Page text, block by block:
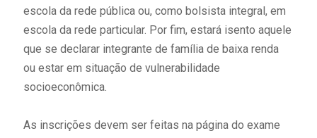
escola da rede pública ou, como bolsista integral, em
escola da rede particular. Por fim, estará isento aquele
que se declarar integrante de família de baixa renda
ou estar em situação de vulnerabilidade
socioeconômica.
As inscrições devem ser feitas na página do exame